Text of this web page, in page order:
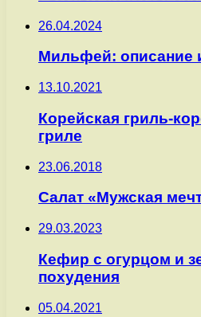
26.04.2024
Мильфей: описание
13.10.2021
Корейская гриль-
гриле
23.06.2018
Салат «Мужская
29.03.2023
Кефир с огурцом и
похудения
05.04.2021